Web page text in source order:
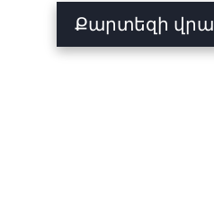
Քարտեզի վրա